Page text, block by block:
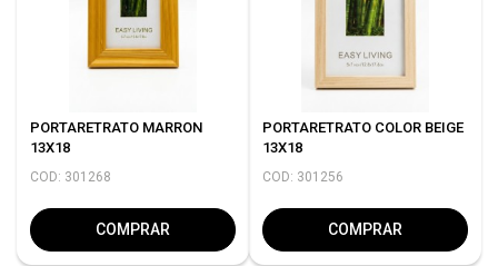
PORTARETRATO MARRON
13X18
COD: 301268
COMPRAR
PORTARETRATO COLOR BEIGE
13X18
COD: 301256
COMPRAR